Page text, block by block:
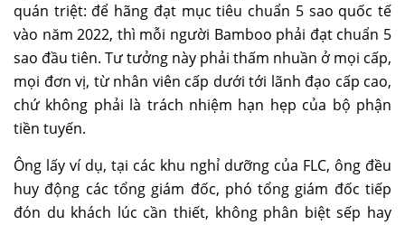
quán triệt: để hãng đạt mục tiêu chuẩn 5 sao quốc tế
vào năm 2022, thì mỗi người Bamboo phải đạt chuẩn 5
sao đầu tiên. Tư tưởng này phải thấm nhuần ở mọi cấp,
mọi đơn vị, từ nhân viên cấp dưới tới lãnh đạo cấp cao,
chứ không phải là trách nhiệm hạn hẹp của bộ phận
tiền tuyến.
Ông lấy ví dụ, tại các khu nghỉ dưỡng của FLC, ông đều
huy động các tổng giám đốc, phó tổng giám đốc tiếp
đón du khách lúc cần thiết, không phân biệt sếp hay